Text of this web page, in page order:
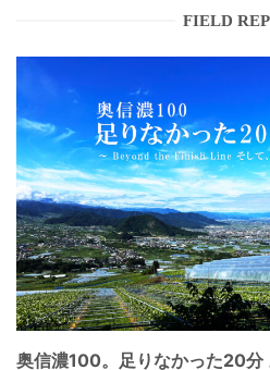
FIELD
奥信濃100。足りなかった20